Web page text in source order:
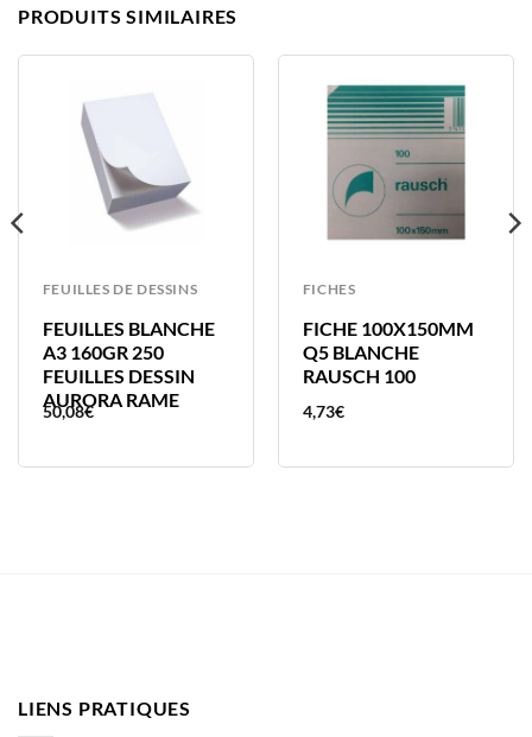
PRODUITS SIMILAIRES
FEUILLES DE DESSINS
FEUILLES BLANCHE
A3 160GR 250
FEUILLES DESSIN
AURORA RAME
50,08€
FICHES
FICHE 100X150MM
Q5 BLANCHE
RAUSCH 100
4,73€
LIENS PRATIQUES